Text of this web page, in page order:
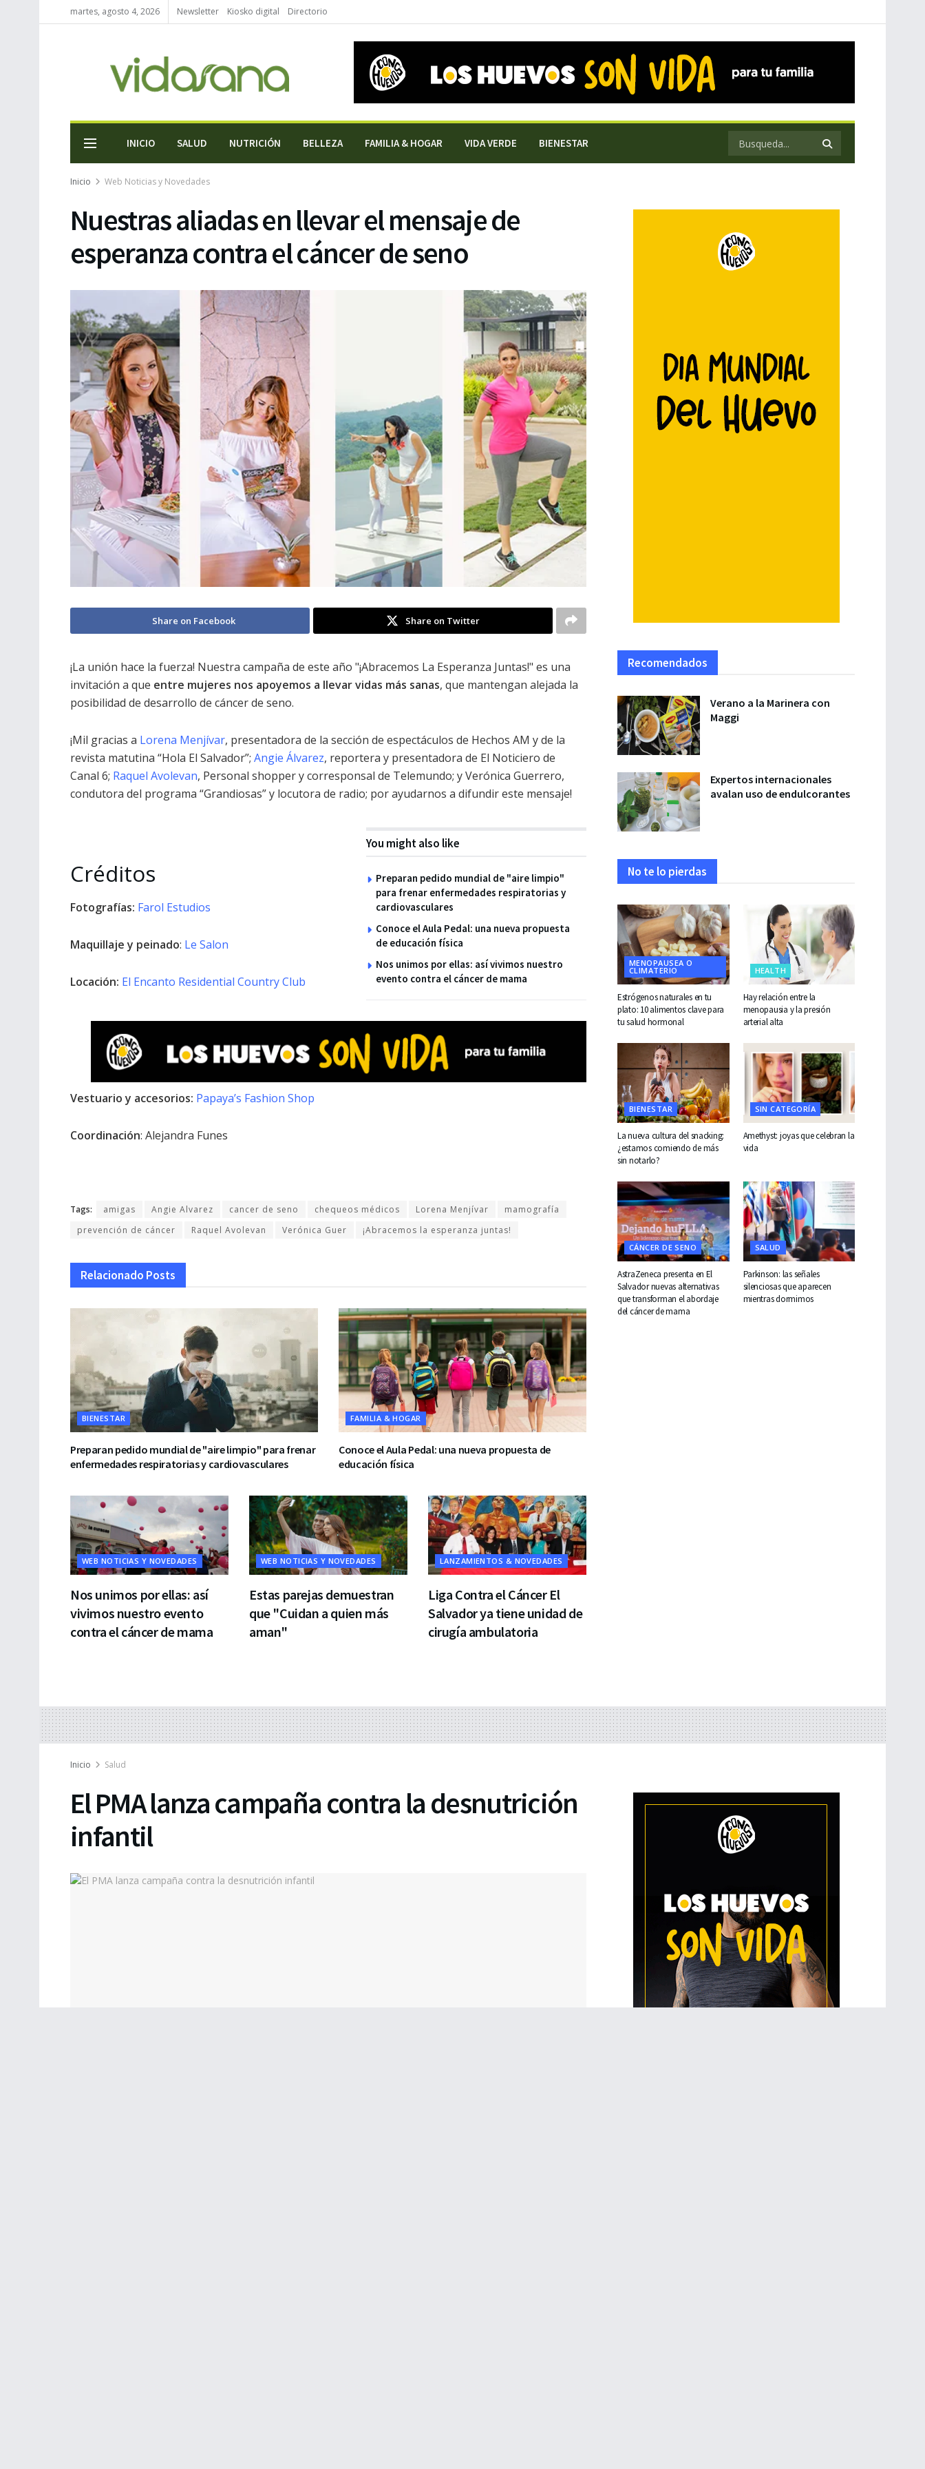
martes, agosto 4, 2026 Newsletter Kiosko digital Directorio
INICIO SALUD NUTRICIÓN BELLEZA FAMILIA & HOGAR VIDA VERDE BIENESTAR
Inicio Web Noticias y Novedades
Nuestras aliadas en llevar el mensaje de
esperanza contra el cáncer de seno
Share on Facebook Share on Twitter
¡La unión hace la fuerza! Nuestra campaña de este año "¡Abracemos La Esperanza Juntas!" es una
invitación a que entre mujeres nos apoyemos a llevar vidas más sanas, que mantengan alejada la
posibilidad de desarrollo de cáncer de seno.
¡Mil gracias a Lorena Menjívar, presentadora de la sección de espectáculos de Hechos AM y de la
revista matutina “Hola El Salvador”; Angie Álvarez, reportera y presentadora de El Noticiero de
Canal 6; Raquel Avolevan, Personal shopper y corresponsal de Telemundo; y Verónica Guerrero,
condutora del programa “Grandiosas” y locutora de radio; por ayudarnos a difundir este mensaje!
You might also like
Preparan pedido mundial de "aire limpio"
para frenar enfermedades respiratorias y
cardiovasculares
Conoce el Aula Pedal: una nueva propuesta
de educación física
Nos unimos por ellas: así vivimos nuestro
evento contra el cáncer de mama
Créditos
Fotografías: Farol Estudios
Maquillaje y peinado: Le Salon
Locación: El Encanto Residential Country Club
Vestuario y accesorios: Papaya’s Fashion Shop
Coordinación: Alejandra Funes
Tags: amigas Angie Alvarez cancer de seno chequeos médicos Lorena Menjívar
mamografía
prevención de cáncer
Raquel Avolevan Verónica Guer ¡Abracemos la esperanza juntas!
Relacionado Posts
BIENESTAR
Preparan pedido mundial de "aire limpio" para frenar
enfermedades respiratorias y cardiovasculares
FAMILIA & HOGAR
Conoce el Aula Pedal: una nueva propuesta de
educación física
WEB NOTICIAS Y NOVEDADES
Nos unimos por ellas: así
vivimos nuestro evento
contra el cáncer de mama
WEB NOTICIAS Y NOVEDADES
Estas parejas demuestran
que "Cuidan a quien más
aman"
LANZAMIENTOS & NOVEDADES
Liga Contra el Cáncer El
Salvador ya tiene unidad de
cirugía ambulatoria
Recomendados
Verano a la Marinera con
Maggi
Expertos internacionales
avalan uso de endulcorantes
No te lo pierdas
MENOPAUSEA O
CLIMATERIO
Estrógenos naturales en tu
plato: 10 alimentos clave para
tu salud hormonal
HEALTH
Hay relación entre la
menopausia y la presión
arterial alta
BIENESTAR
La nueva cultura del snacking:
¿estamos comiendo de más
sin notarlo?
SIN CATEGORÍA
Amethyst: joyas que celebran la
vida
CÁNCER DE SENO
AstraZeneca presenta en El
Salvador nuevas alternativas
que transforman el abordaje
del cáncer de mama
SALUD
Parkinson: las señales
silenciosas que aparecen
mientras dormimos
Inicio Salud
El PMA lanza campaña contra la desnutrición
infantil